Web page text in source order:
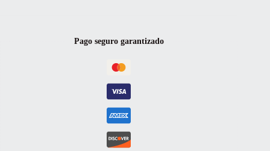
Pago seguro garantizado